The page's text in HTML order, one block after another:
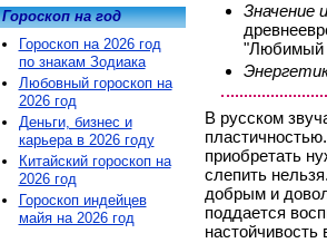
Значение
"Любимый
В русском
приобретать
слепить
добрым и
поддается
Гороскоп на год
Гороскоп на 2026 год
по знакам Зодиака
Любовный гороскоп на
2026 год
Деньги, бизнес и
карьера в 2026 году
Китайский гороскоп на
2026 год
Гороскоп индейцев
майя на 2026 год